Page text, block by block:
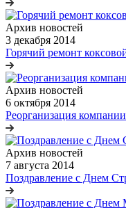
Архив новостей
3 декабря 2014
Горячий ремонт
Архив новостей
6 октября 2014
Реорганизация компании
Архив новостей
7 августа 2014
Поздравление с Днем